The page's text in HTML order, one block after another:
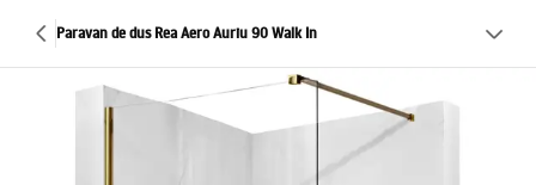
Paravan de dus Rea Aero Auriu 90 Walk In